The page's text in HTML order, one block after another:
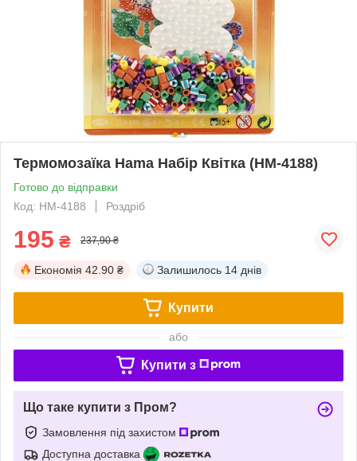
Термомозаїка Hama Набір Квітка (HM-4188)
Готово до відправки
Код: HM-4188
Роздріб
195 ₴ 237,90 ₴
Економія 42.90 ₴ Залишилось 14 днів
Купити
або
Купити з
Що таке купити з Пром?
Замовлення під захистом
Доступна доставка